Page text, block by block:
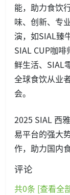
能，助力食饮
味、创新、专
演，如SIAL臻
SIAL CUP咖
鲜生活、SIAL
全球食饮从业
会。
2025 SIAL 西
易平台的强大
作，助力国内
评论
共0条 [查看全